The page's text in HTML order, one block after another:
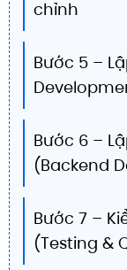
chỉnh
Bước 5 –
Bước 6 –
(Backend
Bước 7 –
(Testing &